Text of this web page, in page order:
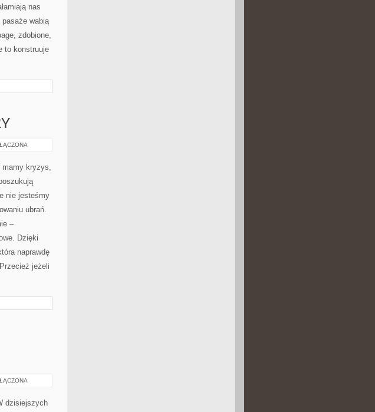
nas
wabią
zdobione,
to konstruuje
mamy kryzys,
nie jesteśmy
ubrań.
–
Dzięki
naprawdę
jeżeli
dzisiejszych